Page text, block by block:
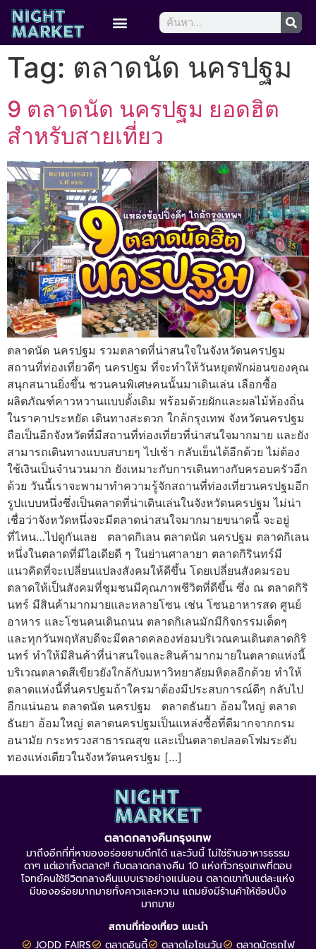
Tag: ตลาดนัด นครปฐม
9 ตลาดนัด นครปฐม ยอดฮิต
สำหรับสายเที่ยว
ตลาดนัด นครปฐม รวมตลาดที่น่าสนใจในจังหวัดนครปฐม
สถานที่ท่องเที่ยวดีๆ นครปฐม ที่จะทำให้วันหยุดพักผ่อนของคุณ
สนุกสนานยิ่งขึ้น ชวนคนพิเศษคนนั้นมาเดินเล่น เลือกซื้อ
ผลิตภัณฑ์คาวหวานแบบดั้งเดิม พร้อมด้วยผักและผลไม้ท้องถิ่น
ในราคาประหยัด เดินทางสะดวก ใกล้กรุงเทพ จังหวัดนครปฐม
ถือเป็นอีกจังหวัดที่มีสถานที่ท่องเที่ยวที่น่าสนใจมากมาย และยัง
สามารถเดินทางแบบสบายๆ ไปเช้า กลับเย็นได้อีกด้วย ไม่ต้อง
ใช้เงินเป็นจำนวนมาก ยังเหมาะกับการเดินทางกับครอบครัวอีก
ด้วย วันนี้เราจะพามาทำความรู้จักสถานที่ท่องเที่ยวนครปฐมอีก
รูปแบบหนึ่งซึ่งเป็นตลาดที่น่าเดินเล่นในจังหวัดนครปฐม ไม่น่า
เชื่อว่าจังหวัดหนึ่งจะมีตลาดน่าสนใจมากมายขนาดนี้ จะอยู่
ที่ไหน…ไปดูกันเลย ตลาดกิเลน ตลาดนัด นครปฐม ตลาดกิเลน
หนึ่งในตลาดที่มีไอเดียดี ๆ ในย่านศาลายา ตลาดกิรินทร์มี
แนวคิดที่จะเปลี่ยนแปลงสังคมให้ดีขึ้น โดยเปลี่ยนสังคมรอบ
ตลาดให้เป็นสังคมที่ชุมชนมีคุณภาพชีวิตที่ดีขึ้น ซึ่ง ณ ตลาดกิริ
นทร์ มีสินค้ามากมายและหลายโซน เช่น โซนอาหารสด ศูนย์
อาหาร และโซนคนเดินถนน ตลาดกิเลนมักมีกิจกรรมเด็ดๆ
และทุกวันพฤหัสบดีจะมีตลาดคลองท่อมบริเวณคนเดินตลาดกิริ
นทร์ ทำให้มีสินค้าที่น่าสนใจและสินค้ามากมายในตลาดแห่งนี้
บริเวณตลาดสีเขียวยังใกล้กับมหาวิทยาลัยมหิดลอีกด้วย ทำให้
ตลาดแห่งนี้ที่นครปฐมถ้าใครมาต้องมีประสบการณ์ดีๆ กลับไป
อีกแน่นอน ตลาดนัด นครปฐม ตลาดธันยา อ้อมใหญ่ ตลาด
ธันยา อ้อมใหญ่ ตลาดนครปฐมเป็นแหล่งซื้อที่ดีมากจากกรม
อนามัย กระทรวงสาธารณสุข และเป็นตลาดปลอดโฟมระดับ
ทองแห่งเดียวในจังหวัดนครปฐม […]
ตลาดกลางคืนกรุงเทพ
มาถึงอีกที่ที่หาของอร่อยยามดึกได้ และวันนี้ ไม่ใช่ร้านอาหารธรรม
ดาๆ แต่เอาทั้งตลาด!! กับตลาดกลางคืน 10 แห่งทั่วกรุงเทพที่ตอบ
โจทย์คนใช้ชีวิตกลางคืนแบบเราอย่างแน่นอน ตลาดเขาทับแต่ละแห่ง
มีของอร่อยมากมายทั้งคาวและหวาน แถมยังมีร้านค้าให้ช้อปปิ้ง
มากมาย
สถานที่ท่องเที่ยว แนะนำ
JODD FAIRS
ตลาดอินดี้ ตลาดโอโซนวัน ตลาดนัดรถไฟ